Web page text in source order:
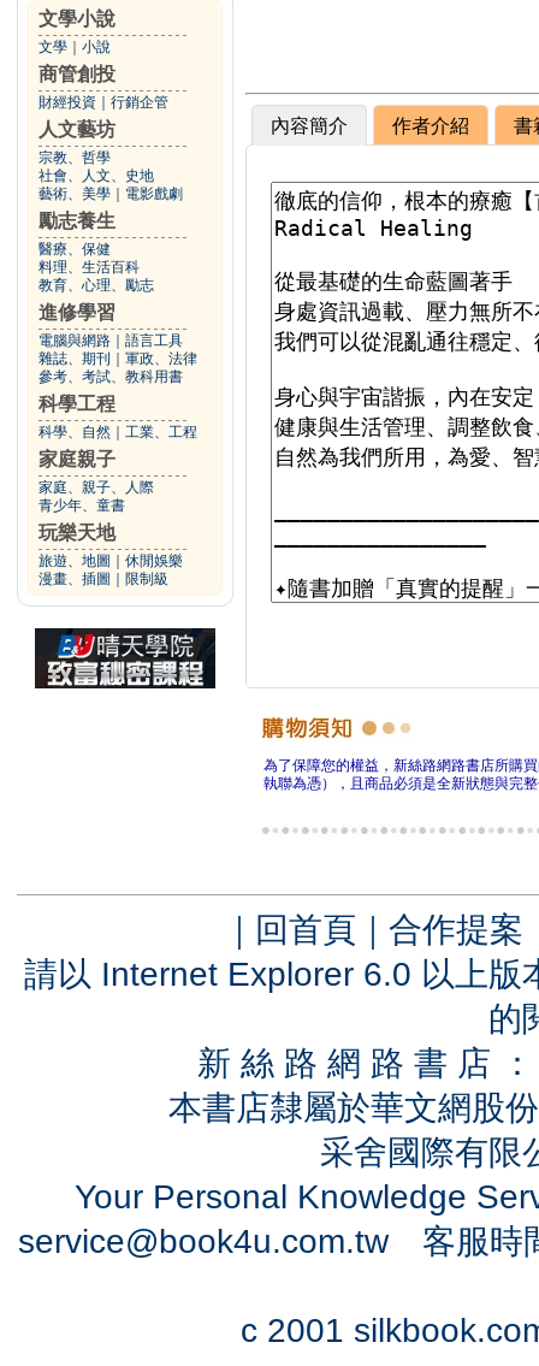
文學小說
文學 小說
商管創投
財經投資 行銷企管
人文藝坊
宗教、哲學
社會、人文、史地
藝術、美學
電影戲劇
勵志養生
醫療、保健
料理、生活百科
教育、心理、勵志
進修學習
電腦與網路
語言工具
雜誌、期刊
軍政、法律
參考、考試、教科用書
科學工程
科學、自然 工業、工程
家庭親子
家庭、親子、人際
青少年、童書
玩樂天地
旅遊、地圖
休閒娛樂
漫畫、插圖
限制級
內容簡介 作者介紹 書
為了保障您的權益，新絲路網路書店所購
執聯為憑），且商品必須是全新狀態與完
｜ 回首頁 ｜ 合作提案
請以 Internet Explorer 6.0 以上
的
新 絲 路 網 路 書 店
本書店隸屬於華文網股
采舍國際有
Your Personal Knowledge
service@book4u.com.tw客服時
c 2001